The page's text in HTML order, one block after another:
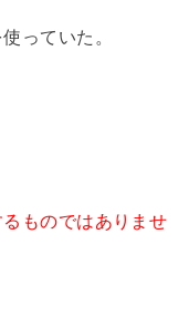
っていた。
ものではありませ